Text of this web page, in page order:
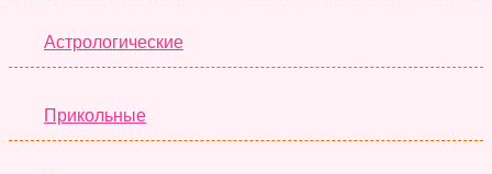
Астрологические
Прикольные